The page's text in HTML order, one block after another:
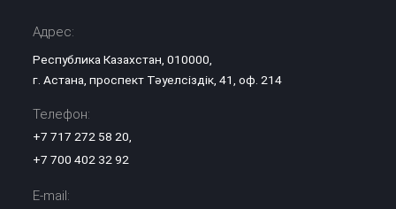
Адрес:
Республика Казахстан, 010000,
г. Астана, проспект Тәуелсіздік, 41, оф. 214
Телефон:
+7 717 272 58 20,
+7 700 402 32 92
E-mail: